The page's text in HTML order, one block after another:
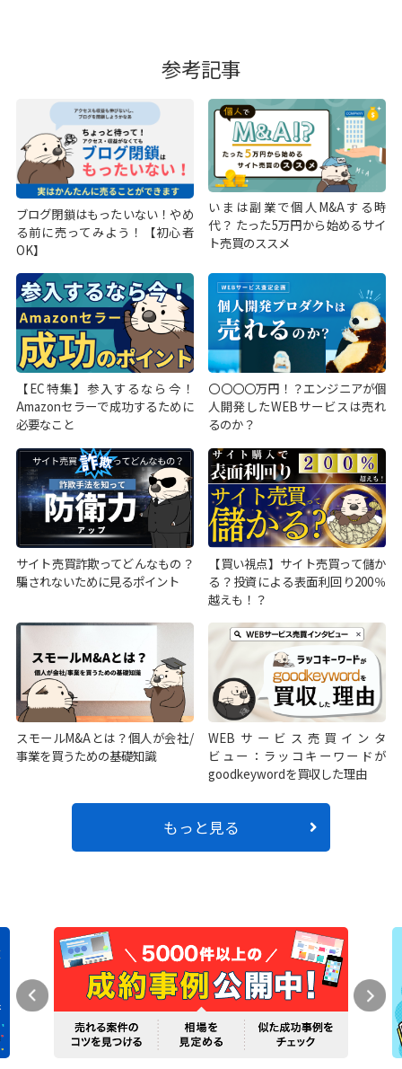
参考記事
ブログ閉鎖はもったいない！やめ
る前に売ってみよう！【初心者
OK】
いまは副業で個人M&Aする時
代？ たった5万円から始めるサイ
ト売買のススメ
【EC特集】参入するなら今！
Amazonセラーで成功するために
必要なこと
〇〇〇〇万円！？エンジニアが個
人開発したWEBサービスは売れ
るのか？
サイト売買詐欺ってどんなもの？
騙されないために見るポイント
【買い視点】サイト売買って儲か
る？投資による表面利回り200％
越えも！？
スモールM&Aとは？個人が会社/
事業を買うための基礎知識
WEBサービス売買インタ
ビュー：ラッコキーワードが
goodkeywordを買収した理由
もっと見る